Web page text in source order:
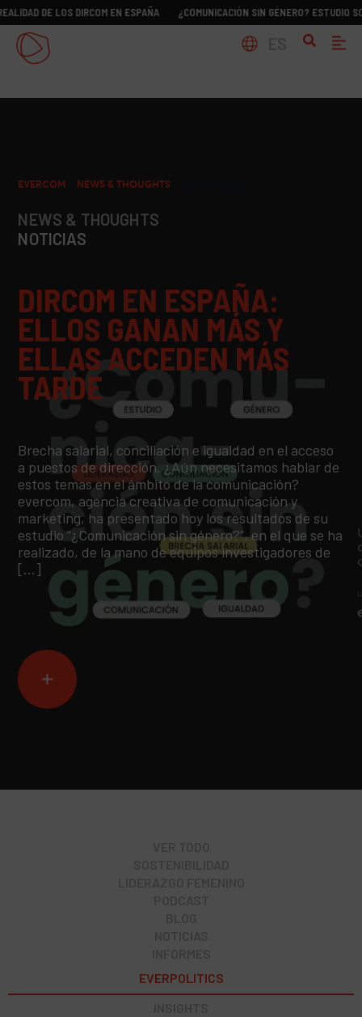
DIRCOM EN ESPAÑA ¿COMUNICACIÓN SIN GÉNERO? ESTUDIO SOBRE LA
EVERCOM NEWS & THOUGHTS
NEWS & THOUGHTS
NOTICIAS
DIRCOM EN ESPAÑA:
ELLOS GANAN MÁS Y
ELLAS ACCEDEN MÁS
TARDE
Brecha salarial, conciliación e igualdad en el acceso
a puestos de dirección. ¿Aún necesitamos hablar de
estos temas en el ámbito de la comunicación?
evercom, agencia creativa de comunicación y
marketing, ha presentado hoy los resultados de su
estudio “¿Comunicación sin género?”, en el que se ha
realizado, de la mano de equipos investigadores de
[…]
EVERPOLITICS